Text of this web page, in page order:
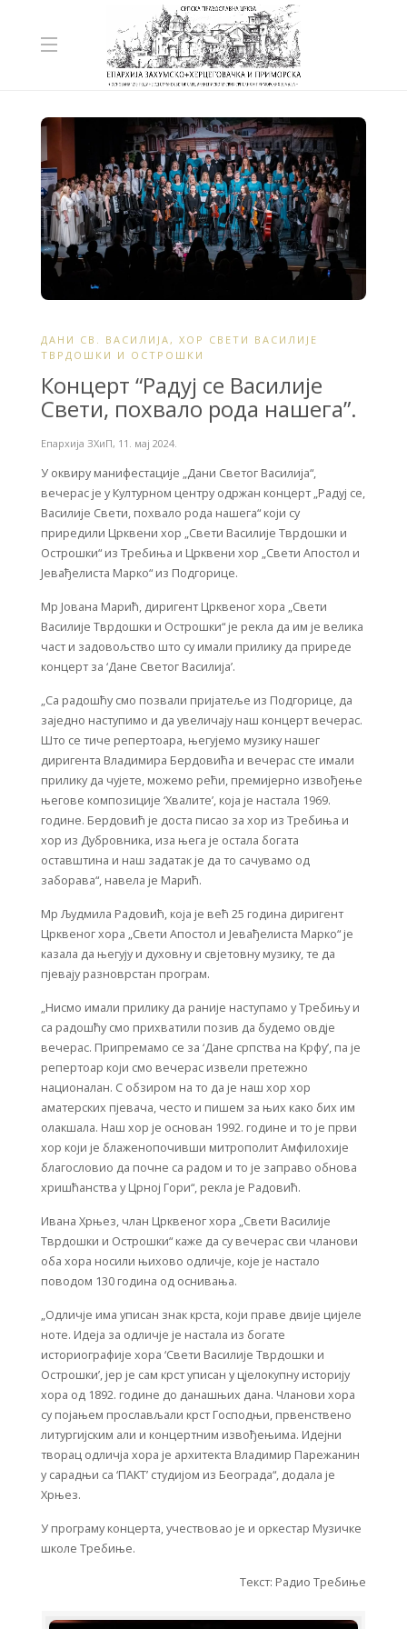
ДАНИ СВ. ВАСИЛИЈА, ХОР СВЕТИ ВАСИЛИЈЕ
ТВРДОШКИ И ОСТРОШКИ
Концерт “Радуј се Василије
Свети, похвало рода нашега”.
Епархија ЗХиП, 11. мај 2024.
У оквиру манифестације „Дани Светог Василија“,
вечерас је у Културном центру одржан концерт „Радуј се,
Василије Свети, похвало рода нашега“ који су
приредили Црквени хор „Свети Василије Тврдошки и
Острошки“ из Требиња и Црквени хор „Свети Апостол и
Јевађелиста Марко“ из Подгорице.
Мр Јована Марић, диригент Црквеног хора „Свети
Василије Тврдошки и Острошки“ је рекла да им је велика
част и задовољство што су имали прилику да приреде
концерт за ‘Дане Светог Василија’.
„Са радошћу смо позвали пријатеље из Подгорице, да
заједно наступимо и да увеличају наш концерт вечерас.
Што се тиче репертоара, његујемо музику нашег
диригента Владимира Бердовића и вечерас сте имали
прилику да чујете, можемо рећи, премијерно извођење
његове композиције ‘Хвалите’, која је настала 1969.
године. Бердовић је доста писао за хор из Требиња и
хор из Дубровника, иза њега је остала богата
оставштина и наш задатак је да то сачувамо од
заборава“, навела је Марић.
Мр Људмила Радовић, која је већ 25 година диригент
Црквеног хора „Свети Апостол и Јевађелиста Марко“ је
казала да његују и духовну и свјетовну музику, те да
пјевају разноврстан програм.
„Нисмо имали прилику да раније наступамо у Требињу и
са радошћу смо прихватили позив да будемо овдје
вечерас. Припремамо се за ‘Дане српства на Крфу’, па је
репертоар који смо вечерас извели претежно
националан. С обзиром на то да је наш хор хор
аматерских пјевача, често и пишем за њих како бих им
олакшала. Наш хор је основан 1992. године и то је први
хор који је блаженопочивши митрополит Амфилохије
благословио да почне са радом и то је заправо обнова
хришћанства у Црној Гори“, рекла је Радовић.
Ивана Хрњез, члан Црквеног хора „Свети Василије
Тврдошки и Острошки“ каже да су вечерас сви чланови
оба хора носили њихово одличје, које је настало
поводом 130 година од оснивања.
„Одличје има уписан знак крста, који праве двије цијеле
ноте. Идеја за одличје је настала из богате
историографије хора ‘Свети Василије Тврдошки и
Острошки’, јер је сам крст уписан у цјелокупну историју
хора од 1892. године до данашњих дана. Чланови хора
су појањем прослављали крст Господњи, првенствено
литургијским али и концертним извођењима. Идејни
творац одличја хора је архитекта Владимир Парежанин
у сарадњи са ‘ПАКТ’ студијом из Београда“, додала је
Хрњез.
У програму концерта, учествовао је и оркестар Музичке
школе Требиње.
Текст: Радио Требиње